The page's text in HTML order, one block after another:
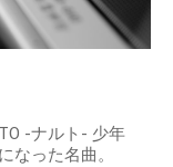
-ナルト- 少年
なった名曲。